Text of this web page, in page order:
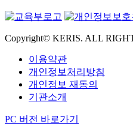
Copyright© KERIS. ALL
이용약관
개인정보처리방침
개인정보 재동의
기관소개
PC 버전 바로가기